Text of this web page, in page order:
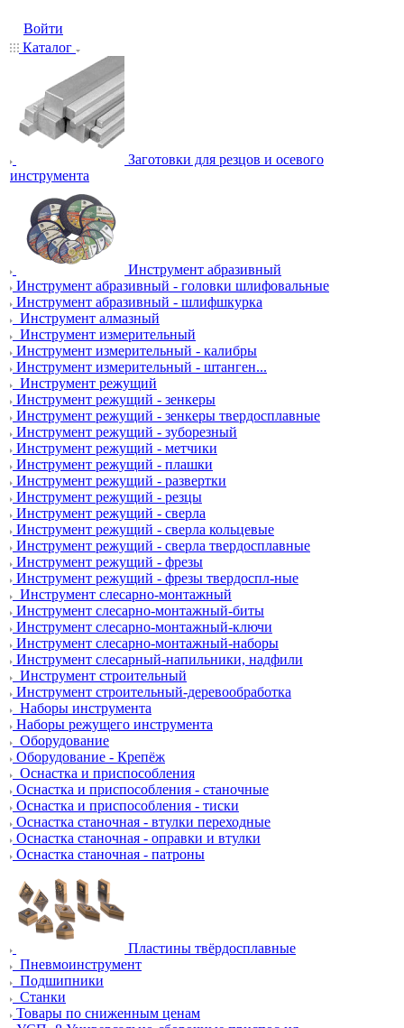
Войти
Каталог
Заготовки для резцов и осевого
инструмента
Инструмент абразивный
Инструмент абразивный - головки шлифовальные
Инструмент абразивный - шлифшкурка
Инструмент алмазный
Инструмент измерительный
Инструмент измерительный - калибры
Инструмент измерительный - штанген...
Инструмент режущий
Инструмент режущий - зенкеры
Инструмент режущий - зенкеры твердосплавные
Инструмент режущий - зуборезный
Инструмент режущий - метчики
Инструмент режущий - плашки
Инструмент режущий - развертки
Инструмент режущий - резцы
Инструмент режущий - сверла
Инструмент режущий - сверла кольцевые
Инструмент режущий - сверла твердосплавные
Инструмент режущий - фрезы
Инструмент режущий - фрезы твердоспл-ные
Инструмент слесарно-монтажный
Инструмент слесарно-монтажный-биты
Инструмент слесарно-монтажный-ключи
Инструмент слесарно-монтажный-наборы
Инструмент слесарный-напильники, надфили
Инструмент строительный
Инструмент строительный-деревообработка
Наборы инструмента
Наборы режущего инструмента
Оборудование
Оборудование - Крепёж
Оснастка и приспособления
Оснастка и приспособления - станочные
Оснастка и приспособления - тиски
Оснастка станочная - втулки переходные
Оснастка станочная - оправки и втулки
Оснастка станочная - патроны
Пластины твёрдосплавные
Пневмоинструмент
Подшипники
Станки
Товары по сниженным ценам